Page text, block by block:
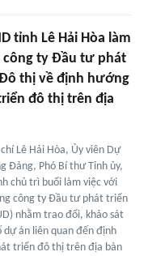
tỉnh Lê Hải Hòa làm
công ty Đầu tư phát
thị về định hướng
đô thị trên địa
Lê Hải Hòa, Ủy viên Dự
Đảng, Phó Bí thư Tỉnh ủy,
chủ trì buổi làm việc với
công ty Đầu tư phát triển
nhằm trao đổi, khảo sát
dự án liên quan đến định
triển đô thị trên địa bàn